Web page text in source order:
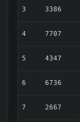
3 3386
4 7707
5 4347
6 6736
7 2667